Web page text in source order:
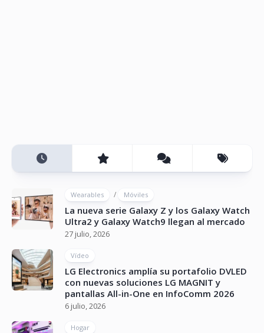
Wearables / Móviles
La nueva serie Galaxy Z y los Galaxy Watch
Ultra2 y Galaxy Watch9 llegan al mercado
27 julio, 2026
Vídeo
LG Electronics amplía su portafolio DVLED
con nuevas soluciones LG MAGNIT y
pantallas All-in-One en InfoComm 2026
6 julio, 2026
Hogar